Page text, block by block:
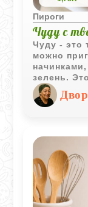
Пироги
Чуду с
Чуду - это
можно
зелень.
кто ищет
своего
требует
чуду не
выбором.